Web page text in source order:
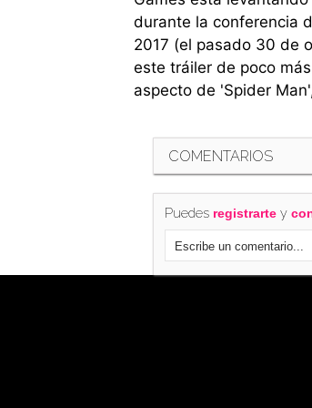
durante la conferencia
2017 (el pasado 30 de
este tráiler de poco
aspecto de 'Spider
COMENTARIOS
Puedes registrartey